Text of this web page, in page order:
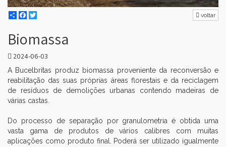
ShareFacebook voltar
Biomassa
2024-06-03
A Bucelbritas produz biomassa proveniente da reconversão e
reabilitação das suas próprias áreas florestais e da reciclagem
de resíduos de demolições urbanas contendo madeiras de
várias castas.
Do processo de separação por granulometria é obtida uma
vasta gama de produtos de vários calibres com muitas
aplicações como produto final. Poderá ser utilizado igualmente